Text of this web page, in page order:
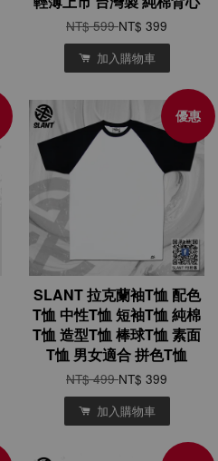
NT$ 599NT$ 399
加入購物車
優惠
SLANT 拉克蘭袖T恤 配色
T恤 中性T恤 短袖T恤 純棉
T恤 造型T恤 棒球T恤 素面
T恤 男女適合 拼色T恤
NT$ 499NT$ 399
加入購物車